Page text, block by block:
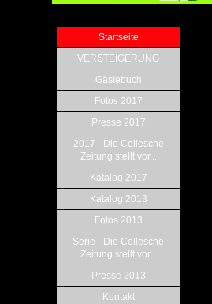
Startseite
VERSTEIGERUNG
Gästebuch
Fotos 2017
Presse 2017
2017 - Die Cellesche
Zeitung stellt vor...
Katalog 2017
Katalog 2013
Fotos 2013
Serie - Die Cellesche
Zeitung stellt vor...
Presse 2013
Kontakt